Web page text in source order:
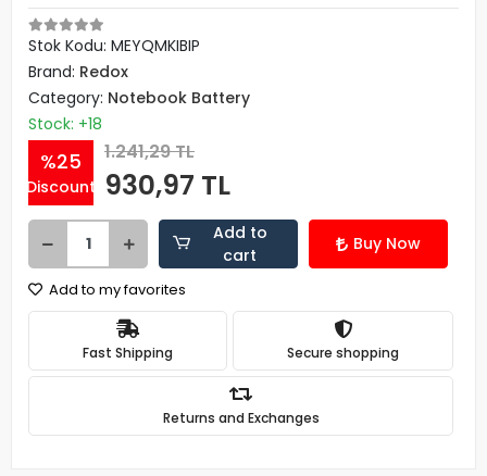
Stok Kodu: MEYQMKIBIP
Brand: Redox
Category: Notebook Battery
Stock: +18
%25
Discount
1.241,29 TL
930,97 TL
Add to
cart
Buy Now
Add to my favorites
Fast Shipping Secure shopping
Returns and Exchanges